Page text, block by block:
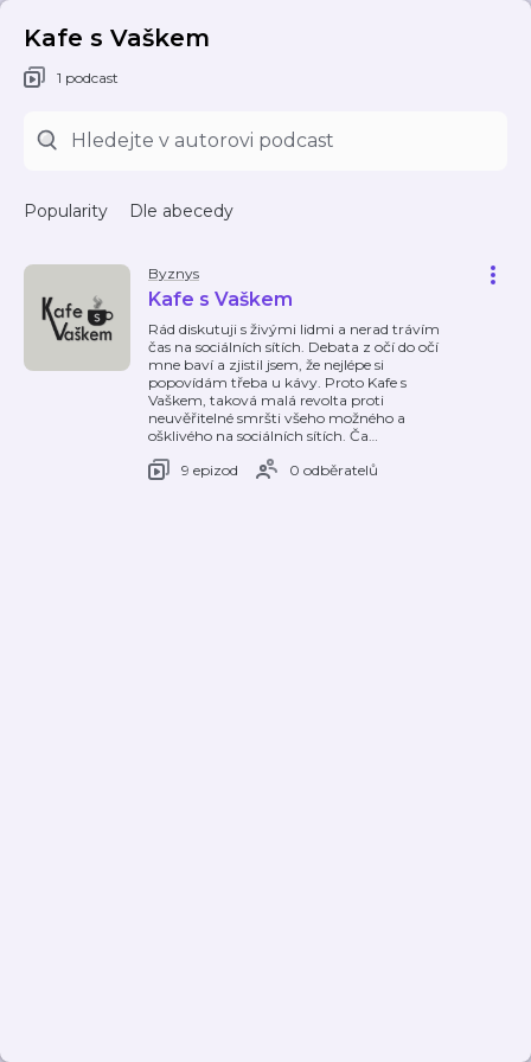
Kafe s Vaškem
1 podcast
Popularity Dle abecedy
Byznys
Kafe s Vaškem
Rád diskutuji s živými lidmi a nerad trávím
čas na sociálních sítích. Debata z očí do očí
mne baví a zjistil jsem, že nejlépe si
popovídám třeba u kávy. Proto Kafe s
Vaškem, taková malá revolta proti
neuvěřitelné smršti všeho možného a
ošklivého na sociálních sítích. Ča…
9 epizod
0 odběratelů